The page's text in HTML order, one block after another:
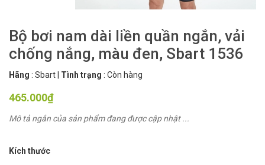
Bộ bơi nam dài liền quần ngắn, vải
chống nắng, màu đen, Sbart 1536
Hãng : Sbart Tình trạng : Còn hàng
465.000₫
Mô tả ngắn của sản phẩm đang được cập nhật ...
Kích thước